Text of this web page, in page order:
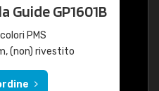
Guide GP1601B
PMS
(non) rivestito